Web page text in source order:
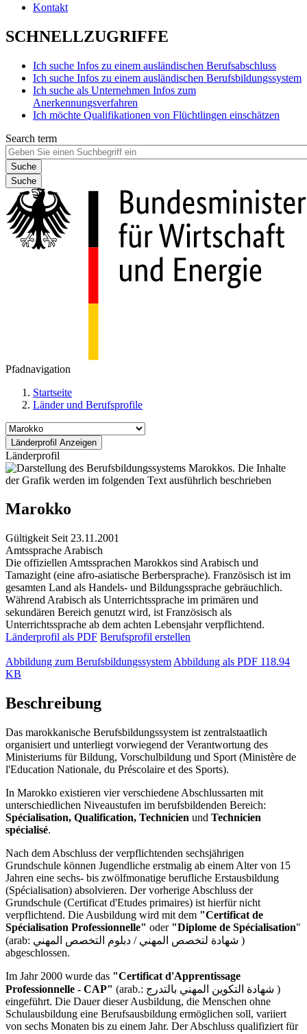
Kontakt
SCHNELLZUGRIFFE
Ich suche Infos zu einem ausländischen Berufsabschluss
Ich suche Infos zu einem ausländischen Berufsbildungssystem
Ich suche als Unternehmen Infos zum
Anerkennungsverfahren
Ich möchte Qualifikationen von Flüchtlingen einschätzen
Search term
Suche
Pfadnavigation
Startseite
Länder und Berufsprofile
Länderprofil
Marokko
Gültigkeit Seit 23.11.2001
Amtssprache Arabisch
Die offiziellen Amtssprachen Marokkos sind Arabisch und
Tamazight (eine afro-asiatische Berbersprache). Französisch ist im
gesamten Land als Handels- und Bildungssprache gebräuchlich.
Während Arabisch als Unterrichtssprache im primären und
sekundären Bereich genutzt wird, ist Französisch als
Unterrichtssprache ab dem achten Lebensjahr verpflichtend.
Länderprofil als PDF Berufsprofil erstellen
Abbildung zum Berufsbildungssystem Abbildung als PDF 118.94
KB
Beschreibung
Das marokkanische Berufsbildungssystem ist zentralstaatlich
organisiert und unterliegt vorwiegend der Verantwortung des
Ministeriums für Bildung, Vorschulbildung und Sport (Ministère de
l'Education Nationale, du Préscolaire et des Sports).
In Marokko existieren vier verschiedene Abschlussarten mit
unterschiedlichen Niveaustufen im berufsbildenden Bereich:
Spécialisation, Qualification, Technicien und Technicien
spécialisé.
Nach dem Abschluss der verpflichtenden sechsjährigen
Grundschule können Jugendliche erstmalig ab einem Alter von 15
Jahren eine sechs- bis zwölfmonatige berufliche Erstausbildung
(Spécialisation) absolvieren. Der vorherige Abschluss der
Grundschule (Certificat d'Etudes primaires) ist hierfür nicht
verpflichtend. Die Ausbildung wird mit dem "Certificat de
Spécialisation Professionnelle" oder "Diplome de Spécialisation"
(arab: شهادة لتخصص المهني / دبلوم التخصص المهني )
abgeschlossen.
Im Jahr 2000 wurde das "Certificat d'Apprentissage
Professionnelle - CAP" (arab.: شهادة التكوين المهني بالتدرج )
eingeführt. Die Dauer dieser Ausbildung, die Menschen ohne
Schulausbildung eine Berufsausbildung ermöglichen soll, variiert
von sechs Monaten bis zu einem Jahr. Der Abschluss qualifiziert für